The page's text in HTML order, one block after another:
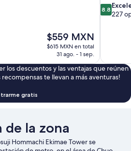
El
precio
actual
de
$559 MXN
$559 MXN
$615 MXN en total
31 ago. - 1 sep.
8.8
de
8.8
227
los descuentos y las ventajas que reúnen
recompensas te llevan a más aventuras!
gratis
la zona
Hommachi Ekimae Tower se